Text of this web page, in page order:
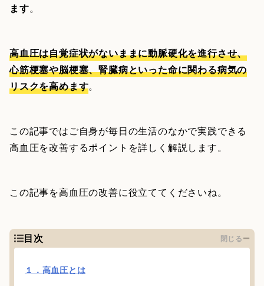
ます。
高血圧は自覚症状がないままに動脈硬化を進行させ、
心筋梗塞や脳梗塞、腎臓病といった命に関わる病気の
リスクを高めます。
この記事ではご自身が毎日の生活のなかで実践できる
高血圧を改善するポイントを詳しく解説します。
この記事を高血圧の改善に役立ててくださいね。
目次 閉じる
１．高血圧とは